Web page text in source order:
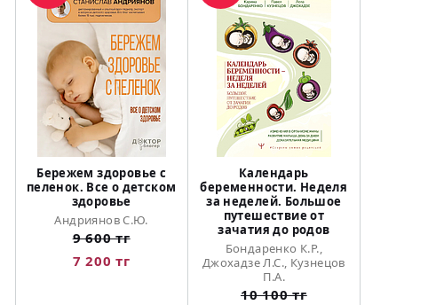
Бережем здоровье с
пеленок. Все о детском
здоровье
Андриянов С.Ю.
9 600 тг
7 200 тг
Календарь
беременности. Неделя
за неделей. Большое
путешествие от
зачатия до родов
Бондаренко К.Р.,
Джохадзе Л.С., Кузнецов
П.А.
10 100 тг